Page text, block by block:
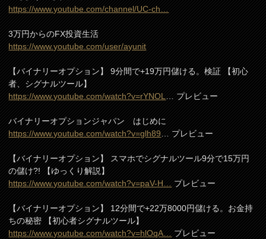
https://www.youtube.com/channel/UC-ch…
3万円からのFX投資生活
https://www.youtube.com/user/ayunit
【バイナリーオプション】 9分間で+19万円儲ける。検証 【初心
者、シグナルツール】
https://www.youtube.com/watch?v=rYNOL… プレビュー
バイナリーオプションジャパン はじめに
https://www.youtube.com/watch?v=glh89… プレビュー
【バイナリーオプション】 スマホでシグナルツール9分で15万円
の儲け?! 【ゆっくり解説】
https://www.youtube.com/watch?v=paV-H…プレビュー
【バイナリーオプション】 12分間で+22万8000円儲ける。お金持
ちの秘密 【初心者シグナルツール】
https://www.youtube.com/watch?v=hlOqA…プレビュー